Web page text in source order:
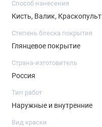
Способ нанесения
Кисть, Валик, Краскопульт
Степень блеска покрытия
Глянцевое покрытие
Страна-изготовитель
Россия
Тип работ
Наружные и внутренние
Вид краски